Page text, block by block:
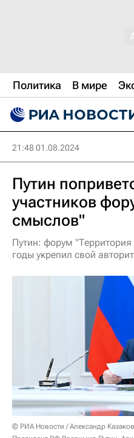
Политика В мире
21:48 01.08.2024
Путин
участников
смыслов"
Путин: форум
годы укрепил свой
© РИА Новости / Александр Казаков